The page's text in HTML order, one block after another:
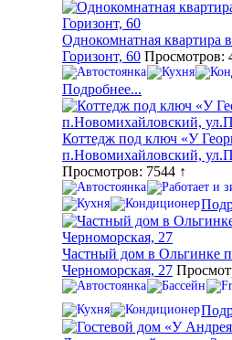
Однокомнатная квартира
Горизонт, 60 Просмотров:
Подробнее...
Коттедж под ключ «У
п.Новомихайловский,
Просмотров: 7544 ↑
Частный дом в Ольгинке
Черноморская, 27